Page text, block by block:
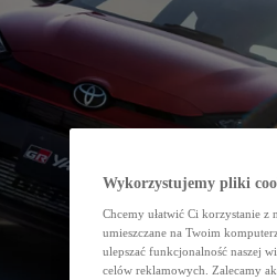
Wykorzystujemy pliki
Chcemy ułatwić Ci korzystanie z
umieszczane na Twoim
ulepszać funkcjonalność naszej
celów reklamowych. Zalecamy